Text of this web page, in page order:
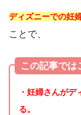
ディズニーでの妊
ことで、
この記事では
・妊婦さんが
る。